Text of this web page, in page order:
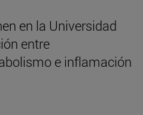
en la Universidad
entre
e inflamación